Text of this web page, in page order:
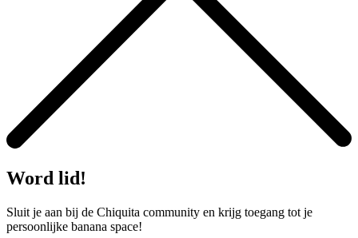
Word lid!
Sluit je aan bij de Chiquita community en krijg toegang tot je
persoonlijke banana space!